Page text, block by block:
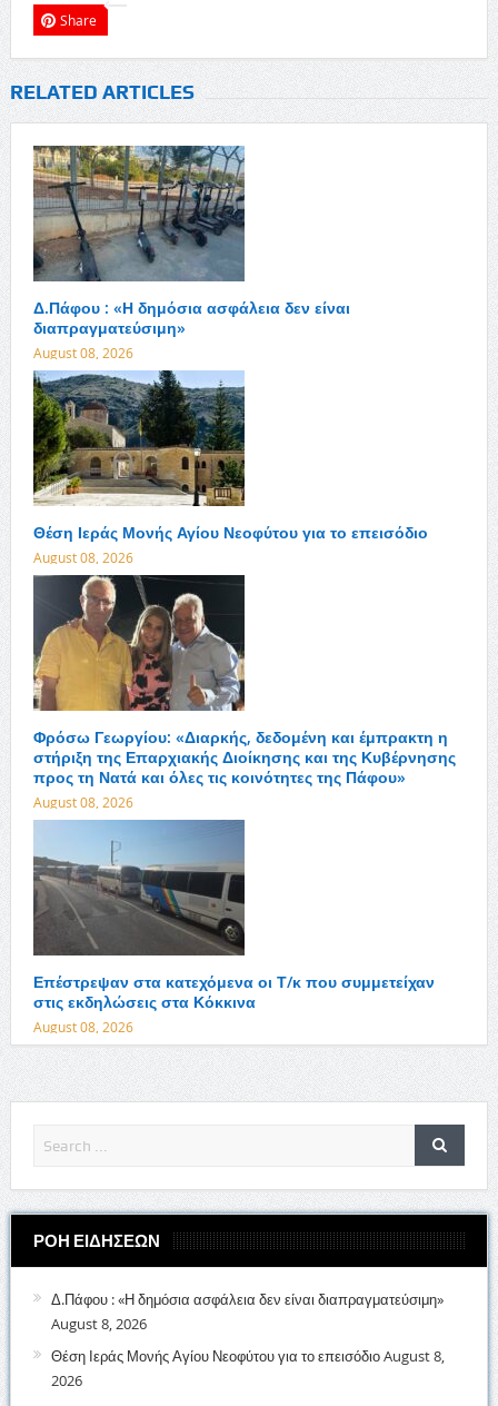
Share
RELATED ARTICLES
Δ.Πάφου : «Η δημόσια ασφάλεια δεν είναι
διαπραγματεύσιμη»
August 08, 2026
Θέση Ιεράς Μονής Αγίου Νεοφύτου για το επεισόδιο
August 08, 2026
Φρόσω Γεωργίου: «Διαρκής, δεδομένη και έμπρακτη η
στήριξη της Επαρχιακής Διοίκησης και της Κυβέρνησης
προς τη Νατά και όλες τις κοινότητες της Πάφου»
August 08, 2026
Επέστρεψαν στα κατεχόμενα οι Τ/κ που συμμετείχαν
στις εκδηλώσεις στα Κόκκινα
August 08, 2026
ΡΟΗ ΕΙΔΗΣΕΩΝ
Δ.Πάφου : «Η δημόσια ασφάλεια δεν είναι διαπραγματεύσιμη»
August 8, 2026
Θέση Ιεράς Μονής Αγίου Νεοφύτου για το επεισόδιοAugust 8,
2026